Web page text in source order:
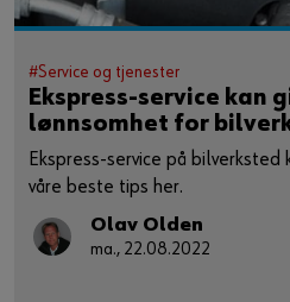
#Service og tjenester
Ekspress-service kan
lønnsomhet for
Ekspress-service på bilverksted
våre beste tips her.
Olav Olden
ma., 22.08.2022